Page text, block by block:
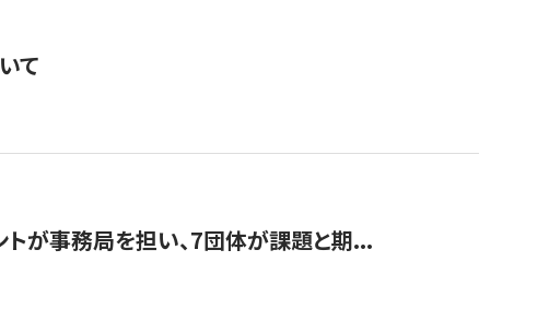
て
トが事務局を担い、7団体が課題と期...